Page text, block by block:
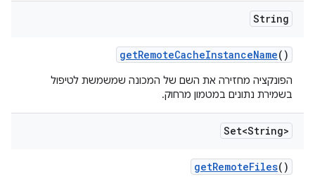
String
getRemoteCacheInstanceName()
הפונקציה מחזירה את השם של המכונה שמשמשת לטיפול
בשמירת נתונים במטמון מרחוק.
Set<String>
getRemoteFiles()